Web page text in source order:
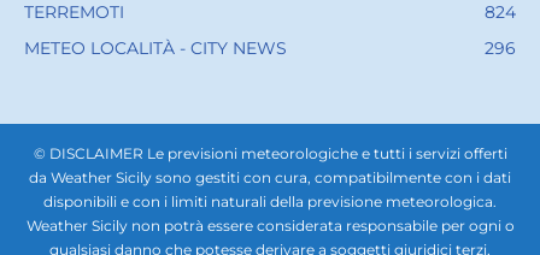
TERREMOTI
824
METEO LOCALITÀ - CITY NEWS
296
© DISCLAIMER Le previsioni meteorologiche e tutti i servizi offerti
da Weather Sicily sono gestiti con cura, compatibilmente con i dati
disponibili e con i limiti naturali della previsione meteorologica.
Weather Sicily non potrà essere considerata responsabile per ogni o
qualsiasi danno che potesse derivare a soggetti giuridici terzi,